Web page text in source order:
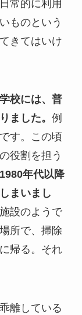
常的に利用
ものという
きてはいけ
校には、普
ました。 例
す。この頃
役割を担う
年代以降
まいまし
設のようで
所で、掃除
帰る。それ
離している